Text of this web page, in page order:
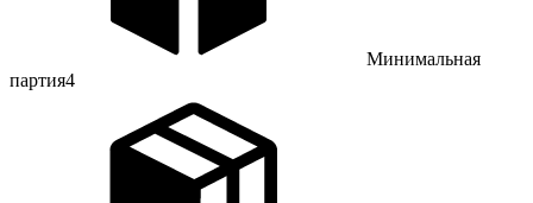
Минимальная
партия4